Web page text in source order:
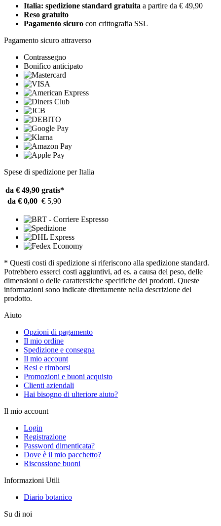
Italia: spedizione standard gratuita a partire da € 49,90
Reso gratuito
Pagamento sicuro con crittografia SSL
Pagamento sicuro attraverso
Contrassegno
Bonifico anticipato
Spese di spedizione per Italia
da € 49,90 gratis*
da € 0,00 € 5,90
* Questi costi di spedizione si riferiscono alla spedizione standard.
Potrebbero esserci costi aggiuntivi, ad es. a causa del peso, delle
dimensioni o delle caratterstiche specifiche dei prodotti. Queste
informazioni sono indicate direttamente nella descrizione del
prodotto.
Aiuto
Opzioni di pagamento
Il mio ordine
Spedizione e consegna
Il mio account
Resi e rimborsi
Promozioni e buoni acquisto
Clienti aziendali
Hai bisogno di ulteriore aiuto?
Il mio account
Login
Registrazione
Password dimenticata?
Dove è il mio pacchetto?
Riscossione buoni
Informazioni Utili
Diario botanico
Su di noi